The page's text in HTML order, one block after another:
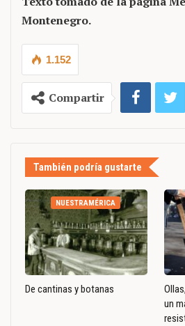
Montenegro.
1.152
Compartir
También podría gustarte
NUESTRAMÉRICA
De cantinas y botanas
un